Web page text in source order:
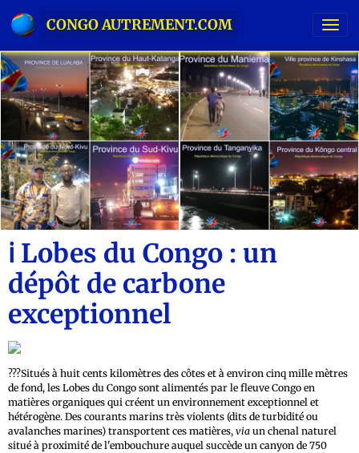
CONGO AUTREMENT.COM
ℹ️ Lobes du Congo : un
dépôt de carbone
exceptionnel
???Situés à huit cents kilomètres des côtes et à environ cinq mille mètres
de fond, les Lobes du Congo sont alimentés par le fleuve Congo en
matières organiques qui créent un environnement exceptionnel et
hétérogène. Des courants marins très violents (dits de turbidité ou
avalanches marines) transportent ces matières, via un chenal naturel
situé à proximité de l'embouchure auquel succède un canyon de 750